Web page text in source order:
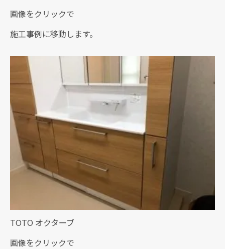
画像をクリックで
施工事例に移動します。
TOTO オクターブ
画像をクリックで